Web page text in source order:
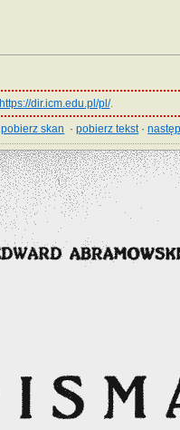
https://dir.icm.edu.pl/pl/.
pobierz skan ·pobierz tekst·